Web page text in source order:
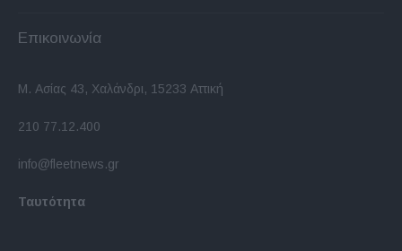
Επικοινωνία
Μ. Ασίας 43, Χαλάνδρι, 15233 Αττική
210 77.12.400
info@fleetnews.gr
Ταυτότητα